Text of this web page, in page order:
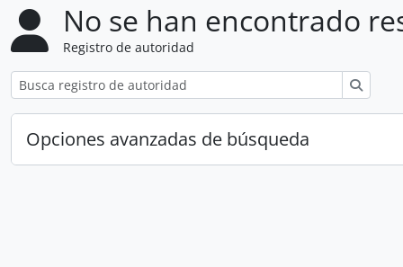
No se han encontrado
Registro de autoridad
Opciones avanzadas de búsqueda